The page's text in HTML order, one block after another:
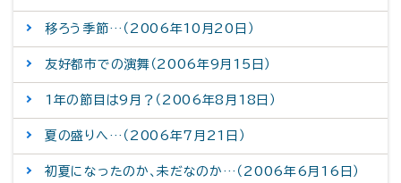
移ろう季節…（2006年10月20日）
友好都市での演舞（2006年9月15日）
1年の節目は9月？（2006年8月18日）
夏の盛りへ…（2006年7月21日）
初夏になったのか、未だなのか…（2006年6月16日）